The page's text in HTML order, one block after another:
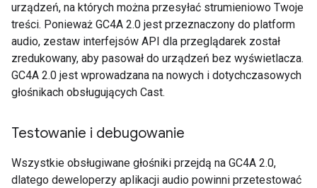
urządzeń, na których można przesyłać strumieniowo Twoje
treści. Ponieważ GC4A 2.0 jest przeznaczony do platform
audio, zestaw interfejsów API dla przeglądarek został
zredukowany, aby pasował do urządzeń bez wyświetlacza.
GC4A 2.0 jest wprowadzana na nowych i dotychczasowych
głośnikach obsługujących Cast.
Testowanie i debugowanie
Wszystkie obsługiwane głośniki przejdą na GC4A 2.0,
dlatego deweloperzy aplikacji audio powinni przetestować